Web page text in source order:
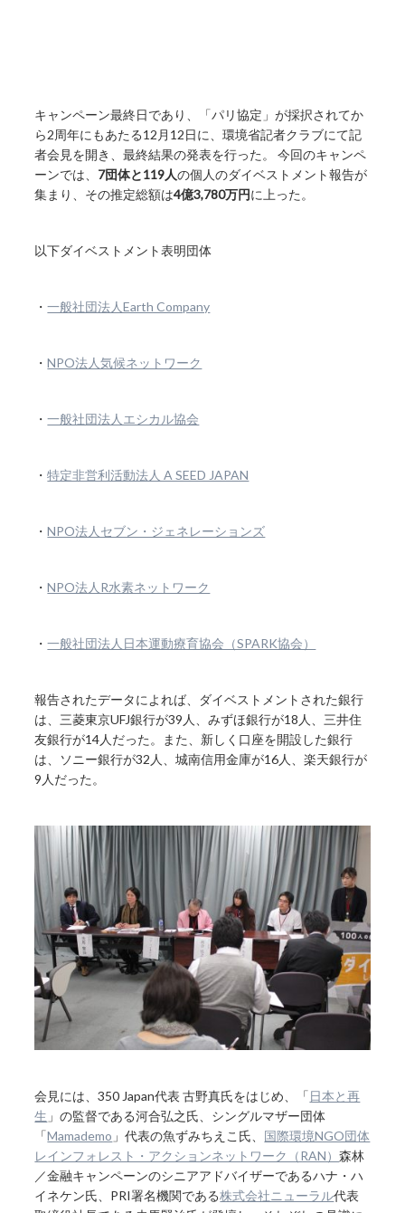
キャンペーン最終日であり、「パリ協定」が採択されてか
ら2周年にもあたる12月12日に、環境省記者クラブにて記
者会見を開き、最終結果の発表を行った。 今回のキャンペ
ーンでは、 7団体と119人の個人のダイベストメント報告が
集まり、その推定総額は4億3,780万円に上った。
以下ダイベストメント表明団体
・一般社団法人Earth Company
・NPO法人気候ネットワーク
・一般社団法人エシカル協会
・特定非営利活動法人 A SEED JAPAN
・NPO法人セブン・ジェネレーションズ
・NPO法人R水素ネットワーク
・一般社団法人日本運動療育協会（SPARK協会）
報告されたデータによれば、ダイベストメントされた銀行
は、三菱東京UFJ銀行が39人、みずほ銀行が18人、三井住
友銀行が14人だった。また、新しく口座を開設した銀行
は、ソニー銀行が32人、城南信用金庫が16人、楽天銀行が
9人だった。
会見には、350 Japan代表 古野真氏をはじめ、「日本と再
生 」の監督である河合弘之氏、シングルマザー団体
「Mamademo 」代表の魚ずみちえこ氏、 国際環境NGO団体
レインフォレスト・アクションネットワーク（RAN）森林
／金融キャンペーンのシニアアドバイザーであるハナ・ハ
イネケン氏、PRI署名機関である株式会社ニューラル代表